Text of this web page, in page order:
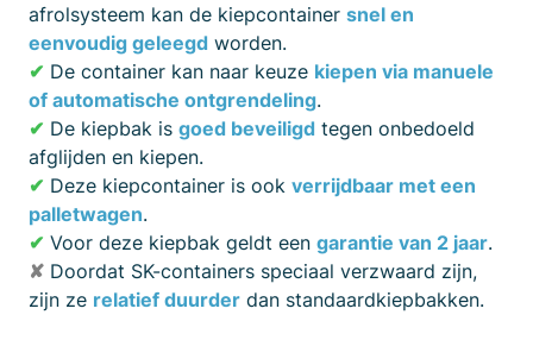
afrolsysteem kan de kiepcontainer snel en
eenvoudig geleegd worden.
✔ De container kan naar keuze kiepen via manuele
of automatische ontgrendeling.
✔ De kiepbak is goed beveiligd tegen onbedoeld
afglijden en kiepen.
✔ Deze kiepcontainer is ook verrijdbaar met een
palletwagen.
✔ Voor deze kiepbak geldt een garantie van 2 jaar.
✘ Doordat SK-containers speciaal verzwaard zijn,
zijn ze relatief duurder dan standaardkiepbakken.